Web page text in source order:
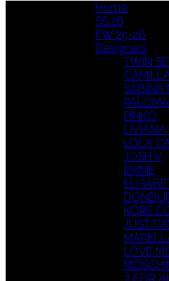
Home
SS 26
FW 25-26
Designers
TWIN
SABINA
PINKO
LIVIANA
LOLA
JOSH V
EMME
KORE
JUST
LOVE